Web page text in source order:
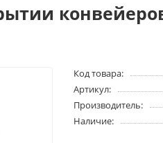
Код товара:
Артикул:
Производитель:
Наличие: